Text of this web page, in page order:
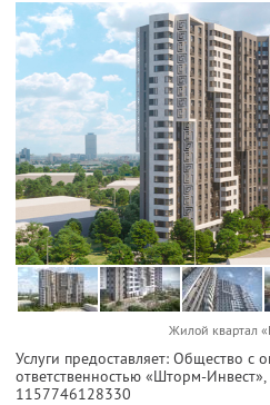
Жилой квартал
Услуги предоставляет: Общество с
ответственностью «Шторм-Инвест»,
1157746128330